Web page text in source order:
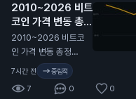
적이진 않지만 옵션
시장은 여전히 최근
비트코인이 보여준 것
보다 더 큰 움직임을
프라이싱 중. 여기서
실현 변동성이 따라
올라갈까, 아니면 내
2010~2026 비트
코인 가격 변동 총정
리 🫡
N
2010~2026 비트코
인 가격 변동 총정리
🫡
7시간 전 중립적
7 0 0